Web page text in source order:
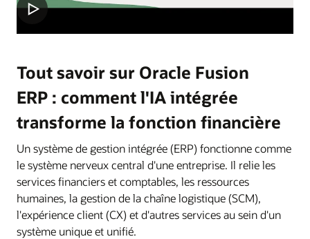
Tout savoir sur Oracle Fusion
ERP : comment l'IA intégrée
transforme la fonction financière
Un système de gestion intégrée (ERP) fonctionne comme
le système nerveux central d'une entreprise. Il relie les
services financiers et comptables, les ressources
humaines, la gestion de la chaîne logistique (SCM),
l'expérience client (CX) et d'autres services au sein d'un
système unique et unifié.